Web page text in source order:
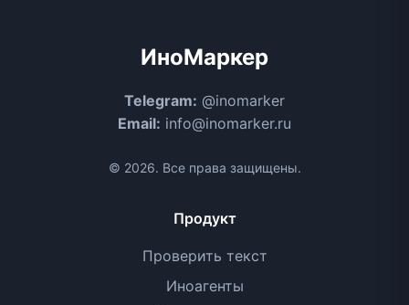
ИноМаркер
Telegram: @inomarker
Email: info@inomarker.ru
© 2026. Все права защищены.
Продукт
Проверить текст
Иноагенты